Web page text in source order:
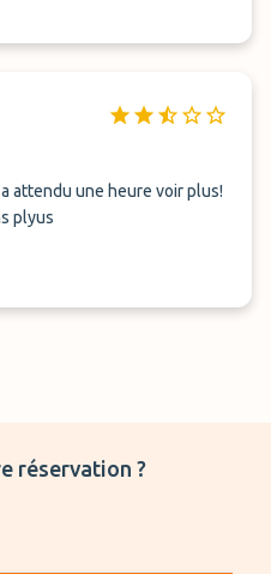
attendu une heure voir plus!
plyus
réservation ?